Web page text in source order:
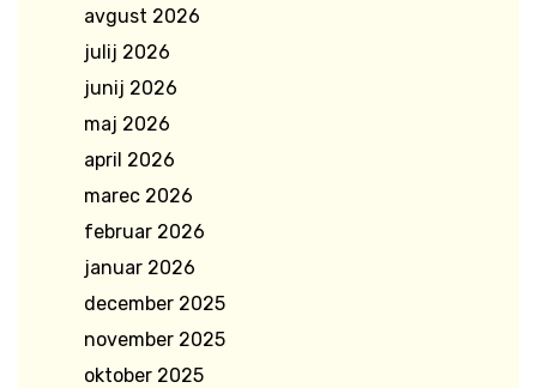
avgust 2026
julij 2026
junij 2026
maj 2026
april 2026
marec 2026
februar 2026
januar 2026
december 2025
november 2025
oktober 2025